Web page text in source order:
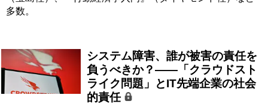
多数。
システム障害、誰が被害の責任を
負うべきか？――「クラウドスト
ライク問題」とIT先端企業の社会
的責任